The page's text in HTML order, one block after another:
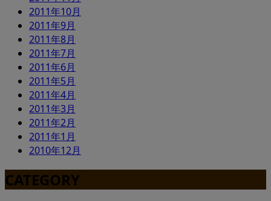
2011年10月
2011年9月
2011年8月
2011年7月
2011年6月
2011年5月
2011年4月
2011年3月
2011年2月
2011年1月
2010年12月
CATEGORY